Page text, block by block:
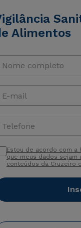
Alimentos
Nome completo
E-mail
Telefone
Estou de acordo com a
que meus dados sejam
conteúdos da Cruzeiro